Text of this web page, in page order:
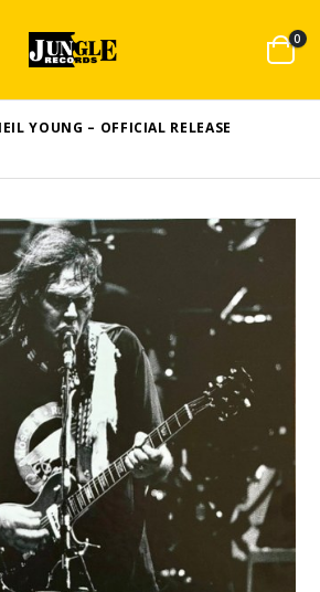
0
YOUNG – OFFICIAL RELEASE